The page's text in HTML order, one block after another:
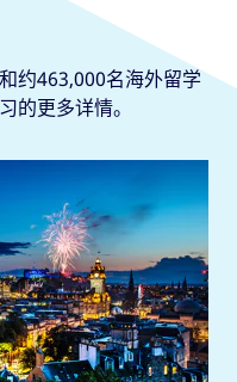
约463,000名海外留学
的更多详情。